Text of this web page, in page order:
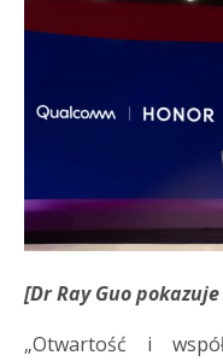
[Dr Ray Guo
„Otwartość i